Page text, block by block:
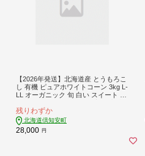
【2026年発送】北海道産 とうもろこ
し 有機 ピュアホワイトコーン 3kg L-
LL オーガニック 旬 白い スイート コ
直送 野菜 とうきび
残りわずか
北海道倶知安町
28,000 円